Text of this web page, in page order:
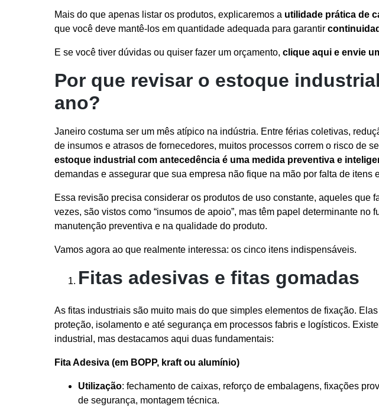
Mais do que apenas listar os produtos, explicaremos a utilidade prática de
que você deve mantê-los em quantidade adequada para garantir
E se você tiver dúvidas ou quiser fazer um orçamento, clique aqui e envie
Por que revisar o estoque
ano?
Janeiro costuma ser um mês atípico na indústria. Entre férias coletivas,
de insumos e atrasos de fornecedores, muitos processos correm o risco de
estoque industrial com antecedência é uma medida preventiva e
demandas e assegurar que sua empresa não fique na mão por falta de itens
Essa revisão precisa considerar os produtos de uso constante, aqueles que
vezes, são vistos como “insumos de apoio”, mas têm papel determinante no
manutenção preventiva e na qualidade do produto.
Vamos agora ao que realmente interessa: os cinco itens indispensáveis.
Fitas adesivas e fitas gomadas
As fitas industriais são muito mais do que simples elementos de fixação.
proteção, isolamento e até segurança em processos fabris e logísticos.
industrial, mas destacamos aqui duas fundamentais:
Fita Adesiva (em BOPP, kraft ou alumínio)
Utilização: fechamento de caixas, reforço de embalagens, fixações
de segurança, montagem técnica.